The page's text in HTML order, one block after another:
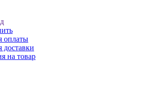
оплаты
доставки
на товар